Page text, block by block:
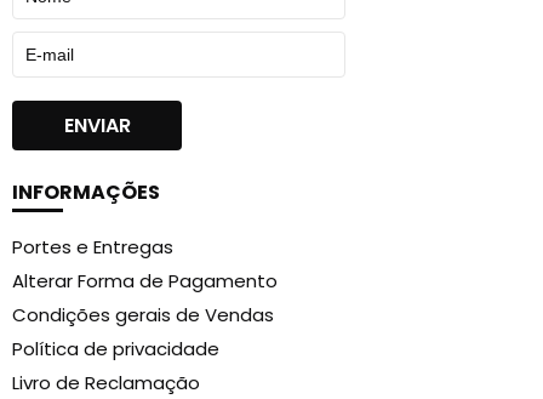
INFORMAÇÕES
Portes e Entregas
Alterar Forma de Pagamento
Condições gerais de Vendas
Política de privacidade
Livro de Reclamação